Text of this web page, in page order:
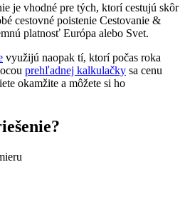
je vhodné pre tých, ktorí cestujú skôr
cestovné poistenie Cestovanie &
platnosť Európa alebo Svet.
využijú naopak tí, ktorí počas roka
prehľadnej kalkulačky sa cenu
okamžite a môžete si ho